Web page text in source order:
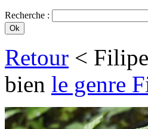
Recherche :
Retour <
bien le genre